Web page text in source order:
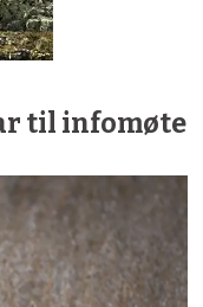
til infomøte